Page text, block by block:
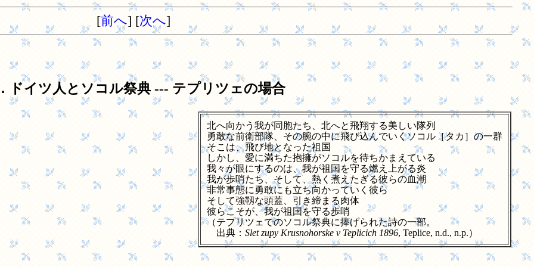
[前へ] [次へ]
ドイツ人とソコル祭典 --- テプリツェの場合
北へ向かう我が同胞たち、北へと飛翔する美しい隊列
勇敢な前衛部隊、その腕の中に飛び込んでいくソコル［タカ］の一群
そこは、飛び地となった祖国
しかし、愛に満ちた抱擁がソコルを待ちかまえている
我々が眼にするのは、我が祖国を守る燃え上がる炎
我が歩哨たち、そして、熱く煮えたぎる彼らの血潮
非常事態に勇敢にも立ち向かっていく彼ら
そして強靱な頭蓋、引き締まる肉体
彼らこそが、我が祖国を守る歩哨
（テプリツェでのソコル祭典に捧げられた詩の一部。
出典： Slet zupy Krusnohorske v Teplicich 1896, Teplice, n.d., n.p.）